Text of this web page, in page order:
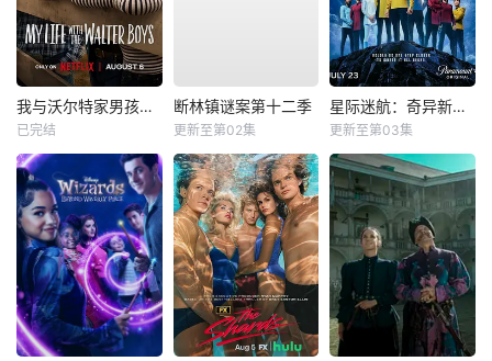
我与沃尔特家男孩的生活第三季
已完结
断林镇谜案第十二季
更新至第02集
星际迷航：奇异新世界第四季
更新至第03集